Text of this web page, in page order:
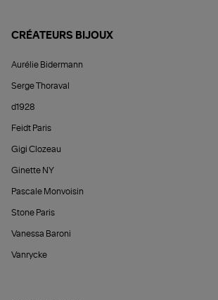
CRÉATEURS BIJOUX
Aurélie Bidermann
Serge Thoraval
d1928
Feidt Paris
Gigi Clozeau
Ginette NY
Pascale Monvoisin
Stone Paris
Vanessa Baroni
Vanrycke